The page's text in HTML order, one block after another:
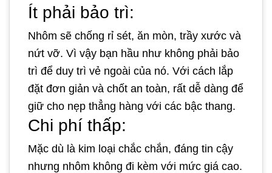
Ít phải bảo trì:
Nhôm sẽ chống rỉ sét, ăn mòn, trầy xước và
nứt vỡ. Vì vậy bạn hầu như không phải bảo
trì để duy trì vẻ ngoài của nó. Với cách lắp
đặt đơn giản và chốt an toàn, rất dễ dàng để
giữ cho nẹp thẳng hàng với các bậc thang.
Chi phí thấp:
Mặc dù là kim loại chắc chắn, đáng tin cậy
nhưng nhôm không đi kèm với mức giá cao.